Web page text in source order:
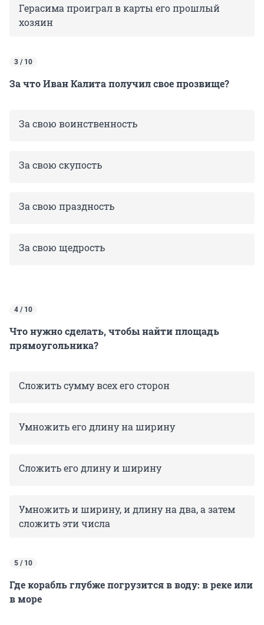
Герасима проиграл в карты его прошлый
хозяин
3 / 10
За что Иван Калита получил свое прозвище?
За свою воинственность
За свою скупость
За свою праздность
За свою щедрость
4 / 10
Что нужно сделать, чтобы найти площадь
прямоугольника?
Сложить сумму всех его сторон
Умножить его длину на ширину
Сложить его длину и ширину
Умножить и ширину, и длину на два, а затем
сложить эти числа
5 / 10
Где корабль глубже погрузится в воду: в реке или
в море